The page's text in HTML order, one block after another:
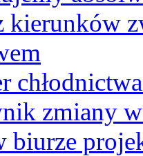
zmiany
biurze